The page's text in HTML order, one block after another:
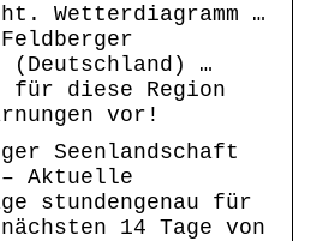
Wetterdiagramm …
(Deutschland) …
diese Region
vor!
Seenlandschaft
Aktuelle
stundengenau für
14 Tage von